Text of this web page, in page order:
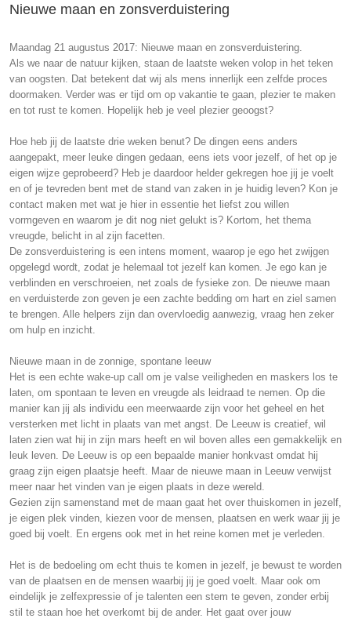
Nieuwe maan en zonsverduistering
Maandag 21 augustus 2017: Nieuwe maan en zonsverduistering.
Als we naar de natuur kijken, staan de laatste weken volop in het teken
van oogsten. Dat betekent dat wij als mens innerlijk een zelfde proces
doormaken. Verder was er tijd om op vakantie te gaan, plezier te maken
en tot rust te komen. Hopelijk heb je veel plezier geoogst?
Hoe heb jij de laatste drie weken benut? De dingen eens anders
aangepakt, meer leuke dingen gedaan, eens iets voor jezelf, of het op je
eigen wijze geprobeerd? Heb je daardoor helder gekregen hoe jij je voelt
en of je tevreden bent met de stand van zaken in je huidig leven? Kon je
contact maken met wat je hier in essentie het liefst zou willen
vormgeven en waarom je dit nog niet gelukt is? Kortom, het thema
vreugde, belicht in al zijn facetten.
De zonsverduistering is een intens moment, waarop je ego het zwijgen
opgelegd wordt, zodat je helemaal tot jezelf kan komen. Je ego kan je
verblinden en verschroeien, net zoals de fysieke zon. De nieuwe maan
en verduisterde zon geven je een zachte bedding om hart en ziel samen
te brengen. Alle helpers zijn dan overvloedig aanwezig, vraag hen zeker
om hulp en inzicht.
Nieuwe maan in de zonnige, spontane leeuw
Het is een echte wake-up call om je valse veiligheden en maskers los te
laten, om spontaan te leven en vreugde als leidraad te nemen. Op die
manier kan jij als individu een meerwaarde zijn voor het geheel en het
versterken met licht in plaats van met angst. De Leeuw is creatief, wil
laten zien wat hij in zijn mars heeft en wil boven alles een gemakkelijk en
leuk leven. De Leeuw is op een bepaalde manier honkvast omdat hij
graag zijn eigen plaatsje heeft. Maar de nieuwe maan in Leeuw verwijst
meer naar het vinden van je eigen plaats in deze wereld.
Gezien zijn samenstand met de maan gaat het over thuiskomen in jezelf,
je eigen plek vinden, kiezen voor de mensen, plaatsen en werk waar jij je
goed bij voelt. En ergens ook met in het reine komen met je verleden.
Het is de bedoeling om echt thuis te komen in jezelf, je bewust te worden
van de plaatsen en de mensen waarbij jij je goed voelt. Maar ook om
eindelijk je zelfexpressie of je talenten een stem te geven, zonder erbij
stil te staan hoe het overkomt bij de ander. Het gaat over jouw